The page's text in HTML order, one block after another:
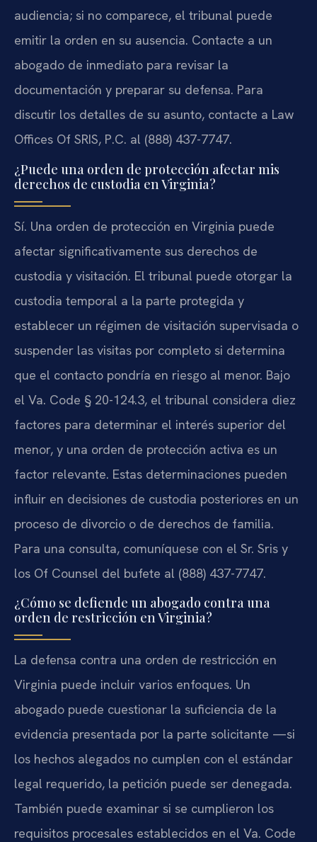
audiencia; si no comparece, el tribunal puede
emitir la orden en su ausencia. Contacte a un
abogado de inmediato para revisar la
documentación y preparar su defensa. Para
discutir los detalles de su asunto, contacte a Law
Offices Of SRIS, P.C. al (888) 437-7747.
¿Puede una orden de protección afectar mis
derechos de custodia en Virginia?
Sí. Una orden de protección en Virginia puede
afectar significativamente sus derechos de
custodia y visitación. El tribunal puede otorgar la
custodia temporal a la parte protegida y
establecer un régimen de visitación supervisada o
suspender las visitas por completo si determina
que el contacto pondría en riesgo al menor. Bajo
el Va. Code § 20-124.3, el tribunal considera diez
factores para determinar el interés superior del
menor, y una orden de protección activa es un
factor relevante. Estas determinaciones pueden
influir en decisiones de custodia posteriores en un
proceso de divorcio o de derechos de familia.
Para una consulta, comuníquese con el Sr. Sris y
los Of Counsel del bufete al (888) 437-7747.
¿Cómo se defiende un abogado contra una
orden de restricción en Virginia?
La defensa contra una orden de restricción en
Virginia puede incluir varios enfoques. Un
abogado puede cuestionar la suficiencia de la
evidencia presentada por la parte solicitante —si
los hechos alegados no cumplen con el estándar
legal requerido, la petición puede ser denegada.
También puede examinar si se cumplieron los
requisitos procesales establecidos en el Va. Code